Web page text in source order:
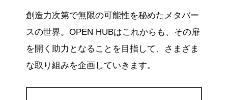
創造力次第で無限の可能性を秘めたメタバー
スの世界。OPEN HUBはこれからも、その扉
を開く助力となることを目指して、さまざま
な取り組みを企画していきます。